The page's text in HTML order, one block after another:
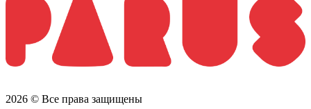
2026 © Все права защищены